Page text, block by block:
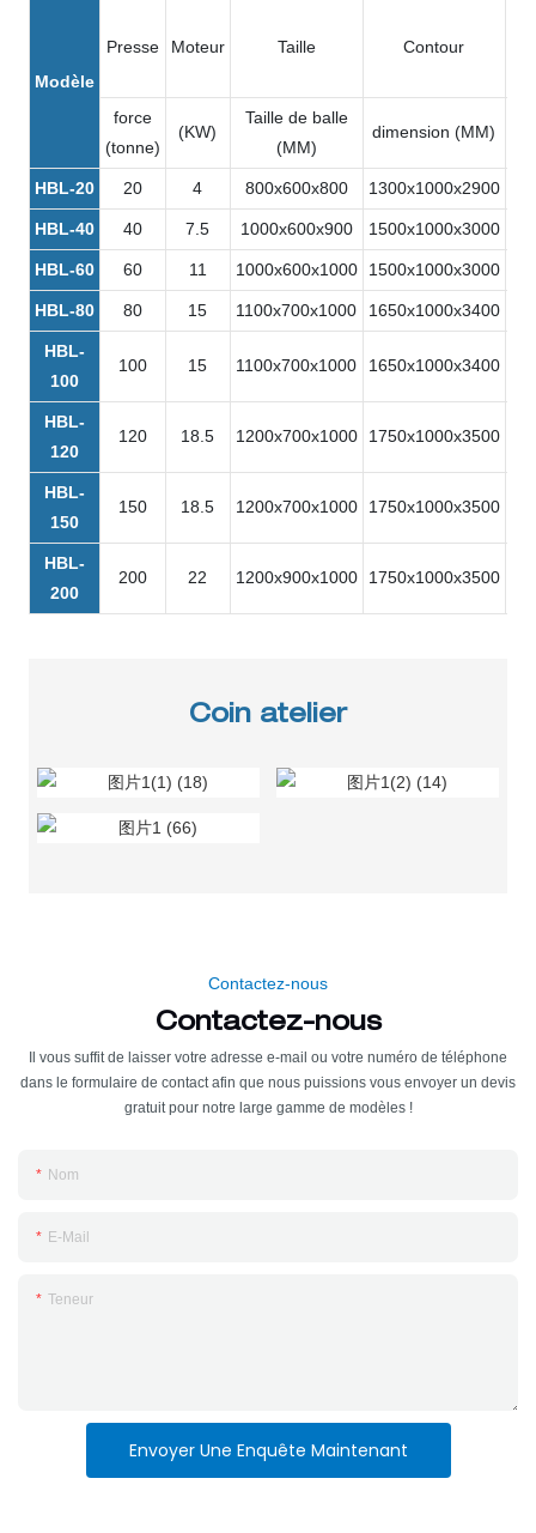
Modèle
Presse Moteur Taille Contour
force
(tonne)
(KW)
Taille de balle
(MM)
dimension (MM)
HBL-20 20 4 800x600x800 1300x1000x2900
HBL-40 40 7.5 1000x600x900 1500x1000x3000
HBL-60 60 11 1000x600x1000 1500x1000x3000
HBL-80 80 15 1100x700x1000 1650x1000x3400
HBL-
100
100 15 1100x700x1000 1650x1000x3400
HBL-
120
120 18.5 1200x700x1000 1750x1000x3500
HBL-
150
150 18.5 1200x700x1000 1750x1000x3500
HBL-
200
200 22 1200x900x1000 1750x1000x3500
Coin atelier
Contactez-nous
Contactez-nous
Il vous suffit de laisser votre adresse e-mail ou votre numéro de téléphone
dans le formulaire de contact afin que nous puissions vous envoyer un devis
gratuit pour notre large gamme de modèles !
Nom
E-Mail
Teneur
Envoyer Une Enquête Maintenant